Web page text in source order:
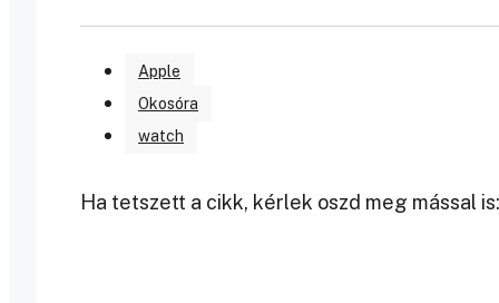
Apple
Okosóra
watch
Ha tetszett a cikk, kérlek oszd meg mással is: